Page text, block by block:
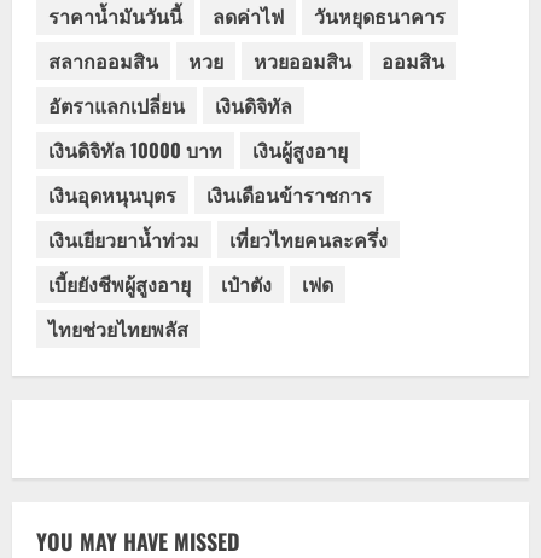
ราคาน้ำมันวันนี้
ลดค่าไฟ
วันหยุดธนาคาร
สลากออมสิน
หวย หวยออมสิน
ออมสิน
อัตราแลกเปลี่ยน
เงินดิจิทัล
เงินดิจิทัล 10000 บาท
เงินผู้สูงอายุ
เงินอุดหนุนบุตร
เงินเดือนข้าราชการ
เงินเยียวยาน้ำท่วม
เที่ยวไทยคนละครึ่ง
เบี้ยยังชีพผู้สูงอายุ
เป๋าตัง
เฟด
ไทยช่วยไทยพลัส
YOU MAY HAVE MISSED